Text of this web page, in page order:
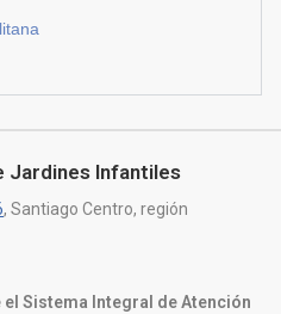
Jardines Infantiles
, Santiago Centro, región
Sistema Integral de Atención